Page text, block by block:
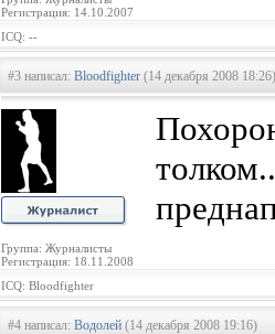
Регистрация: 14.10.2007
ICQ: --
#3 написал: Bloodfighter (14 декабря 2008 18:26)
Группа: Журналисты
Регистрация: 18.11.2008
ICQ: Bloodfighter
#4 написал: Водолей (14 декабря 2008 19:16)